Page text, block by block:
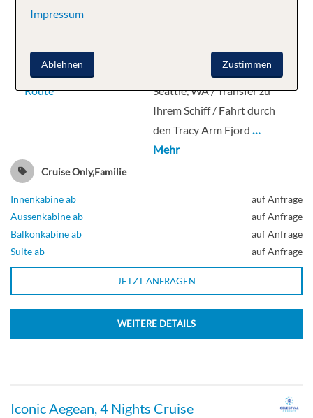
Datum
Schiff
Carnival Spirit
ab / bis
Seattle / Alaska
Route
Seattle, WA / Transfer zu
Ihrem Schiff / Fahrt durch
den Tracy Arm Fjord…
Mehr
Cruise Only,Familie
Innenkabine ab
auf Anfrage
Aussenkabine ab
auf Anfrage
Balkonkabine ab
auf Anfrage
Suite ab
auf Anfrage
JETZT ANFRAGEN
WEITERE DETAILS
Iconic Aegean, 4 Nights Cruise
Impressum
Zustimmen
Ablehnen